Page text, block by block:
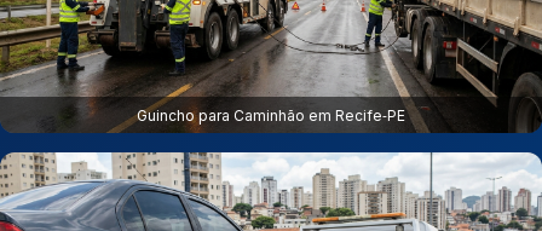
Guincho para Caminhão em Recife‑PE